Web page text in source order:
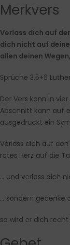
Merkvers
Verlass dich auf
dich nicht auf
allen deinen
Sprüche 3,5+6
Der Vers kann in
Abschnitt kann auf
ausgedruckt ein
Verlass dich auf
rotes Herz auf die
… und verlass dich
… sondern gedenke
so wird er dich